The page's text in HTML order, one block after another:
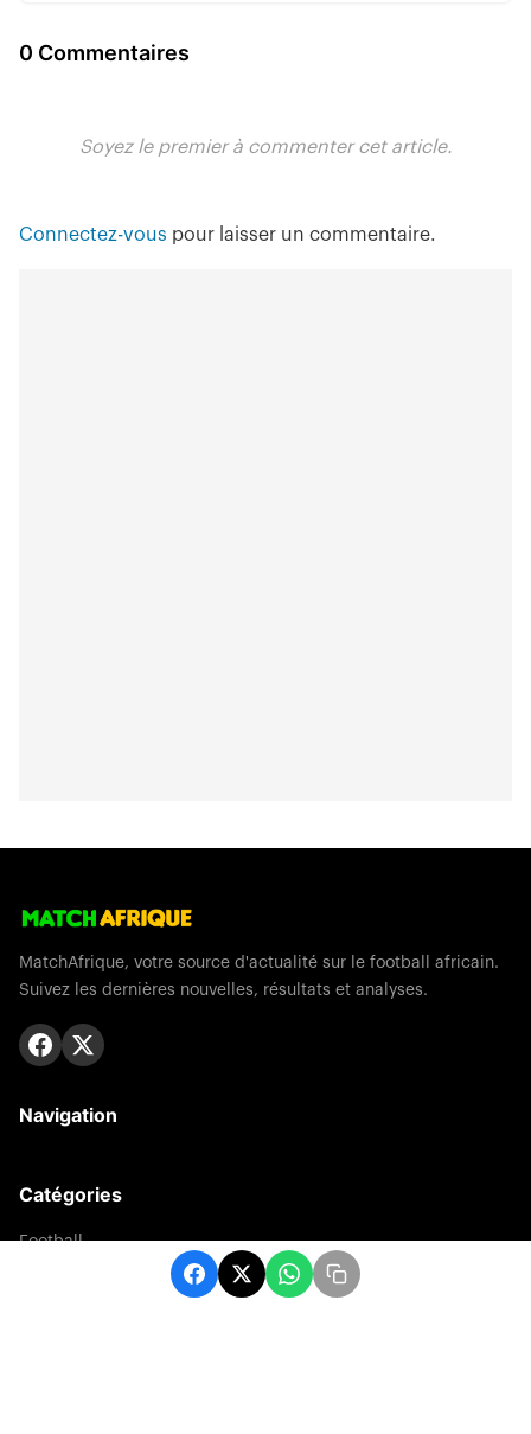
0 Commentaires
Soyez le premier à commenter cet article.
Connectez-vous pour laisser un commentaire.
MatchAfrique, votre source d'actualité sur le football africain.
Suivez les dernières nouvelles, résultats et analyses.
Navigation
Catégories
Football